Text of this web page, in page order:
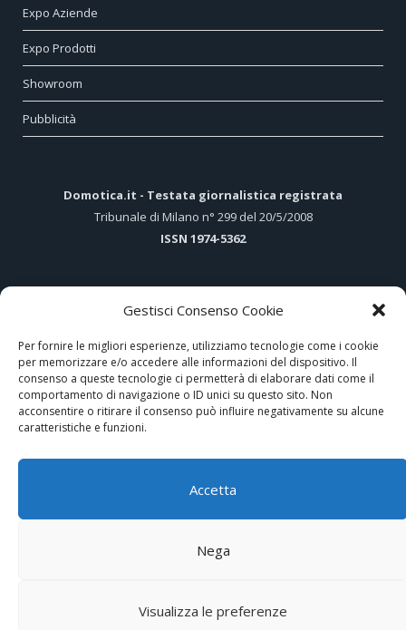
Gestisci Consenso Cookie
Per fornire le migliori esperienze, utilizziamo tecnologie come i cookie
per memorizzare e/o accedere alle informazioni del dispositivo. Il
consenso a queste tecnologie ci permetterà di elaborare dati come il
comportamento di navigazione o ID unici su questo sito. Non
acconsentire o ritirare il consenso può influire negativamente su alcune
caratteristiche e funzioni.
Accetta
Nega
Visualizza le preferenze
Expo Aziende
Expo Prodotti
Showroom
Pubblicità
Domotica.it - Testata giornalistica registrata
Tribunale di Milano n° 299 del 20/5/2008
ISSN 1974-5362
ARTICOLI PIÙ LETTI
Hi-Tech e tradizione nel cuore di Assisi
Disco di memoria virtuale di Photoshop pieno su Mac? 4 modi per
pulirlo
Gewiss presenta ICE, il nuovo stile del sistema domotico
L’impianto elettrico sempre sotto controllo
Newsletter